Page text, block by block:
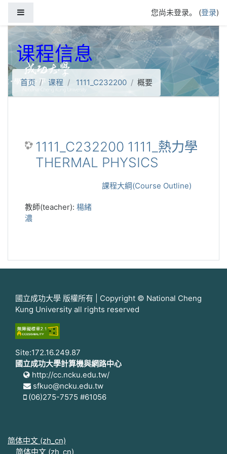
您尚未登录。 (登录)
课程信息
首页 课程 1111_C232200 概要
1111_C232200 1111_熱力學
THERMAL PHYSICS
課程大綱(Course Outline)
教師(teacher): 楊緒
濃
國立成功大學 版權所有 | Copyright © National Cheng
Kung University all rights reserved
Site:172.16.249.87
國立成功大學計算機與網路中心
http://cc.ncku.edu.tw/
sfkuo@ncku.edu.tw
(06)275-7575 #61056
简体中文 ‎(zh_cn)‎
简体中文 ‎(zh_cn)‎